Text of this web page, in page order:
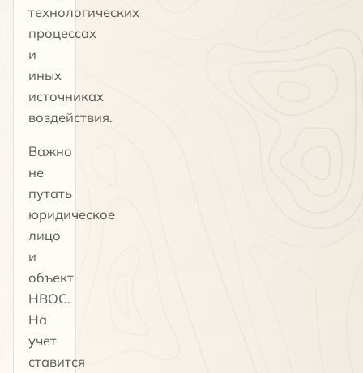
технологических
процессах
и
иных
источниках
воздействия.
Важно
не
путать
юридическое
лицо
и
объект
НВОС.
На
учет
ставится